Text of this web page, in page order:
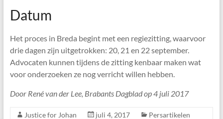
Datum
Het proces in Breda begint met een regiezitting, waarvoor
drie dagen zijn uitgetrokken: 20, 21 en 22 september.
Advocaten kunnen tijdens de zitting kenbaar maken wat
voor onderzoeken ze nog verricht willen hebben.
Door René van der Lee, Brabants Dagblad op 4 juli 2017
Justice for Johan juli 4, 2017 Persartikelen